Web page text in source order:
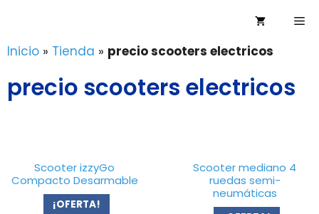
contenido
Inicio » Tienda » precio scooters electricos
precio scooters electricos
Scooter izzyGo
Compacto Desarmable
¡OFERTA!
Scooter mediano 4
ruedas semi-
neumáticas